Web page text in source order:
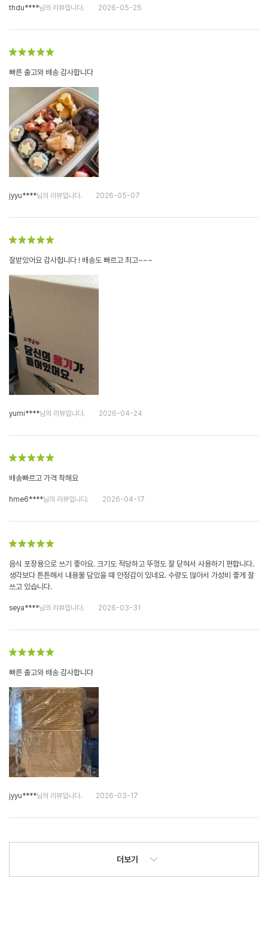
thdu****님의 리뷰입니다. 2026-05-25
빠른 출고와 배송 감사합니다
jyyu****님의 리뷰입니다. 2026-05-07
잘받았어요 감사헙니다 ! 배송도 빠르고 최고~~~
yumi****님의 리뷰입니다. 2026-04-24
배송빠르고 가격 착해요
hme6****님의 리뷰입니다. 2026-04-17
음식 포장용으로 쓰기 좋아요. 크기도 적당하고 뚜껑도 잘 닫혀서 사용하기 편합니다.
생각보다 튼튼해서 내용물 담았을 때 안정감이 있네요. 수량도 많아서 가성비 좋게 잘
쓰고 있습니다.
seya****님의 리뷰입니다. 2026-03-31
빠른 출고와 배송 감사합니다
jyyu****님의 리뷰입니다. 2026-03-17
더보기